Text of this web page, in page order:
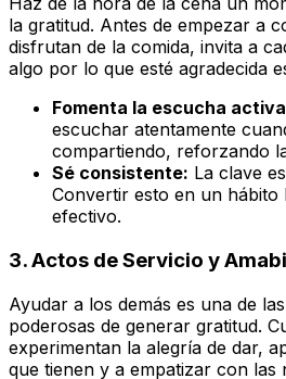
la gratitud. Antes de empezar a
disfrutan de la comida, invita a
algo por lo que esté agradecida
Fomenta la escucha
escuchar atentamente
compartiendo, reforzando
Sé consistente: La clave
Convertir esto en un
efectivo.
3. Actos de Servicio y
Ayudar a los demás es una de
poderosas de generar gratitud.
experimentan la alegría de dar,
que tienen y a empatizar con las